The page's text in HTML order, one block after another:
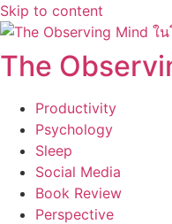
Skip to content
The
Productivity
Psychology
Sleep
Social Media
Book Review
Perspective